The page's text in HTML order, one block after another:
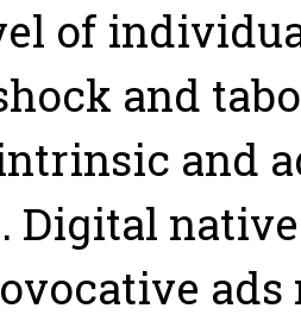
of
and
and
Digital